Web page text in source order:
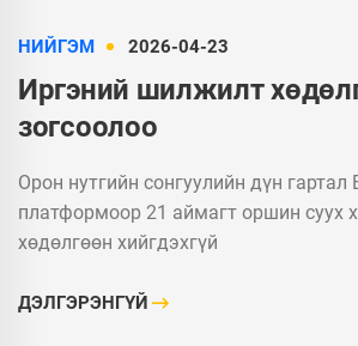
НИЙГЭМ 2026-04-23
Иргэний шилжилт
зогсоолоо
Орон нутгийн сонгуулийн дүн гартал
платформоор 21 аймагт оршин суух
хөдөлгөөн хийгдэхгүй
ДЭЛГЭРЭНГҮЙ